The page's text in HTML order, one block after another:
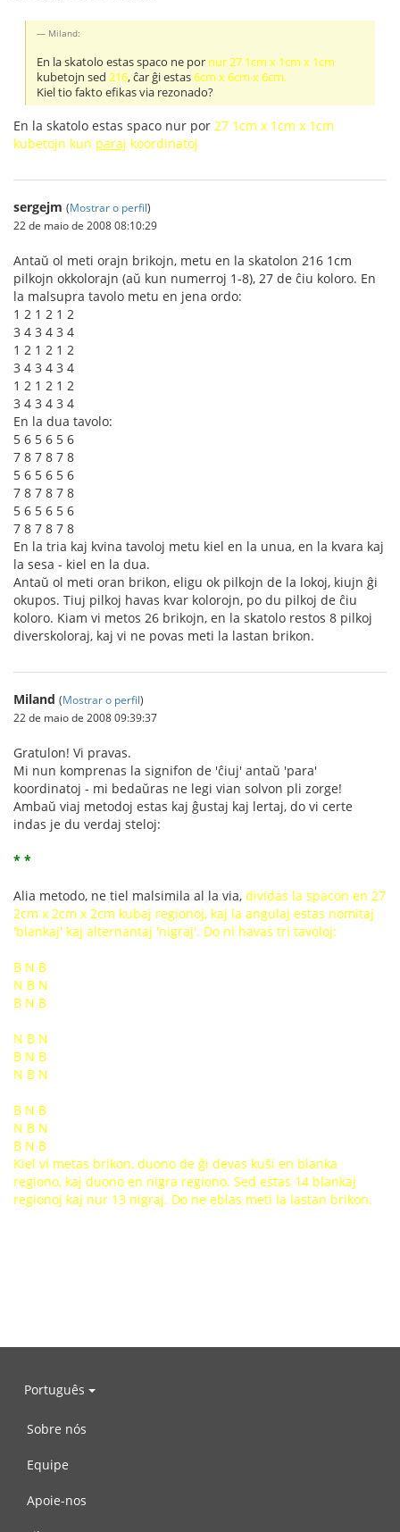
Miland:
En la skatolo estas spaco ne por nur 27 1cm x 1cm x 1cm
kubetojn sed216, ĉar ĝi estas6cm x 6cm x 6cm.
Kiel tio fakto efikas via rezonado?
En la skatolo estas spaco nur por 27 1cm x 1cm x 1cm
kubetojn kun paraj koordinatoj
sergejm (Mostrar o perfil)
22 de maio de 2008 08:10:29
Antaŭ ol meti orajn brikojn, metu en la skatolon 216 1cm
pilkojn okkolorajn (aŭ kun numerroj 1-8), 27 de ĉiu koloro. En
la malsupra tavolo metu en jena ordo:
1 2 1 2 1 2
3 4 3 4 3 4
1 2 1 2 1 2
3 4 3 4 3 4
1 2 1 2 1 2
3 4 3 4 3 4
En la dua tavolo:
5 6 5 6 5 6
7 8 7 8 7 8
5 6 5 6 5 6
7 8 7 8 7 8
5 6 5 6 5 6
7 8 7 8 7 8
En la tria kaj kvina tavoloj metu kiel en la unua, en la kvara kaj
la sesa - kiel en la dua.
Antaŭ ol meti oran brikon, eligu ok pilkojn de la lokoj, kiujn ĝi
okupos. Tiuj pilkoj havas kvar kolorojn, po du pilkoj de ĉiu
koloro. Kiam vi metos 26 brikojn, en la skatolo restos 8 pilkoj
diverskoloraj, kaj vi ne povas meti la lastan brikon.
Miland (Mostrar o perfil)
22 de maio de 2008 09:39:37
Gratulon! Vi pravas.
Mi nun komprenas la signifon de 'ĉiuj' antaŭ 'para'
koordinatoj - mi bedaŭras ne legi vian solvon pli zorge!
Ambaŭ viaj metodoj estas kaj ĝustaj kaj lertaj, do vi certe
indas je du verdaj steloj:
* *
Alia metodo, ne tiel malsimila al la via, dividas la spacon en 27
2cm x 2cm x 2cm kubaj regionoj, kaj la angulaj estas nomitaj
'blankaj' kaj alternantaj 'nigraj'. Do ni havas tri tavoloj:
B N B
N B N
B N B
N B N
B N B
N B N
B N B
N B N
B N B
Kiel vi metas brikon, duono de ĝi devas kuŝi en blanka
regiono, kaj duono en nigra regiono. Sed estas 14 blankaj
regionoj kaj nur 13 nigraj. Do ne eblas meti la lastan brikon.
Português
Sobre nós
Equipe
Apoie-nos